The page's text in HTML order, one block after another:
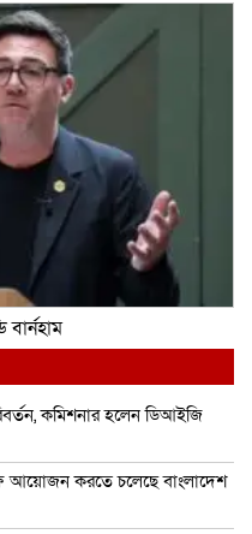
বার্নহাম
কমিশনার হলেন ডিআইজি
করতে চলেছে বাংলাদেশ